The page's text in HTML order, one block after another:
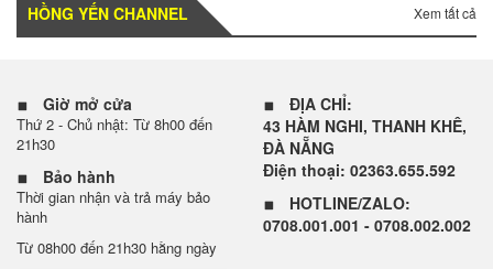
HỒNG YẾN CHANNEL Xem tất cả
Giờ mở cửa
Thứ 2 - Chủ nhật: Từ 8h00 đến
21h30
Bảo hành
Thời gian nhận và trả máy bảo
hành
Từ 08h00 đến 21h30 hằng ngày
ĐỊA CHỈ:
43 HÀM NGHI, THANH KHÊ,
ĐÀ NẴNG
Điện thoại: 02363.655.592
HOTLINE/ZALO:
0708.001.001 - 0708.002.002